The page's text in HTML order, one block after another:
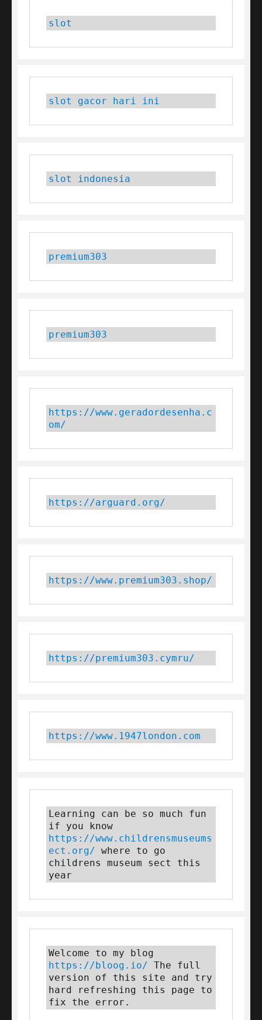
slot
slot gacor hari ini
slot indonesia
premium303
premium303
https://www.geradordesenha.c
om/
https://arguard.org/
https://www.premium303.shop/
https://premium303.cymru/
https://www.1947london.com
Learning can be so much fun
https://www.childrensmuseums
ect.org/ where to go
childrens museum sect this
year
https://bloog.io/ The full
version of this site and try
hard refreshing this page to
fix the error.